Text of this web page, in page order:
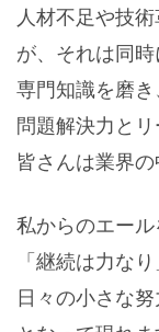
人材不足や技
が、それは同時
専門知識を磨き
問題解決力とリ
皆さんは業界
私からのエール
「継続は力なり
日々の小さな